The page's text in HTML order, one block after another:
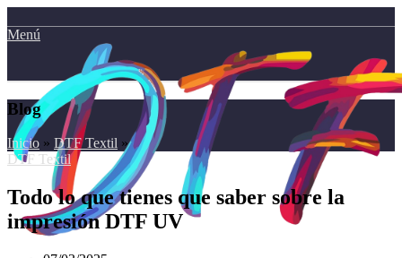
Menú
Blog
Inicio » DTF Textil »
DTF Textil
Todo lo que tienes que saber sobre la
impresión DTF UV